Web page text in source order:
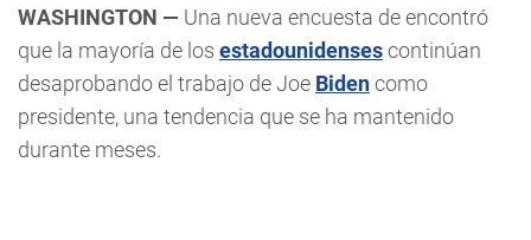
WASHINGTON — Una nueva encuesta de encontró
que la mayoría de los estadounidensescontinúan
desaprobando el trabajo de Joe Bidencomo
presidente, una tendencia que se ha mantenido
durante meses.